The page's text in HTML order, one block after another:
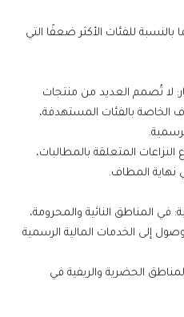
للفئات الأكثر ضعفًا التي
: لا تُصمم العديد من منتجات
الخاصة بالفئات المستهدفة،
.
النزاعات المتعلقة بالمطالبات،
نهاية المطاف.
في المناطق النائية والمحرومة،
إلى الخدمات المالية الرسمية
الحضرية والريفية في